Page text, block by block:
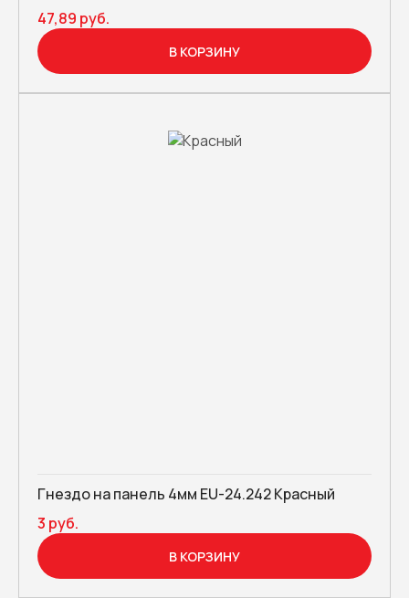
47,89 руб.
В КОРЗИНУ
Гнездо на панель 4мм EU-24.242 Красный
3 руб.
В КОРЗИНУ